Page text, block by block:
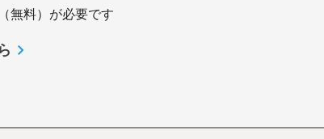
無料）が必要です